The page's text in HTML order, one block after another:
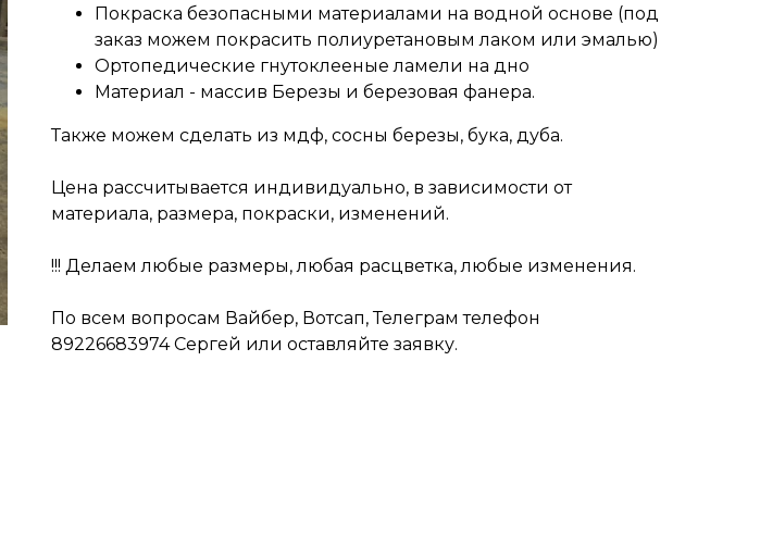
Покраска безопасными материалами на водной основе (под
заказ можем покрасить полиуретановым лаком или эмалью)
Ортопедические гнутоклееные ламели на дно
Материал - массив Березы и березовая фанера.
Также можем сделать из мдф, сосны березы, бука, дуба.
Цена рассчитывается индивидуально, в зависимости от
материала, размера, покраски, изменений.
!!! Делаем любые размеры, любая расцветка, любые изменения.
По всем вопросам Вайбер, Вотсап, Телеграм телефон
89226683974 Сергей или оставляйте заявку.